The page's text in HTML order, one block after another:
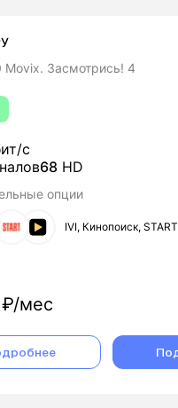
Movix. Засмотрись! 4
с
68 HD
опции
IVI, Кинопоиск,
₽/мес